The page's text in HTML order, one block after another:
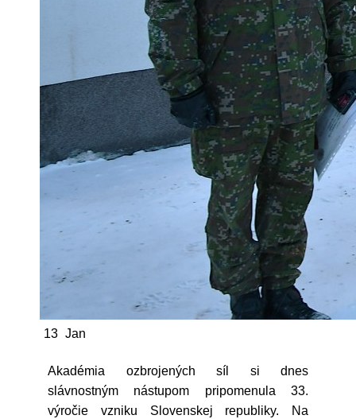
13 Jan
Akadémia ozbrojených síl si dnes
slávnostným nástupom pripomenula 33.
výročie vzniku Slovenskej republiky. Na